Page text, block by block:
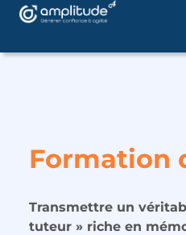
Formation
Transmettre un
tuteur » riche en